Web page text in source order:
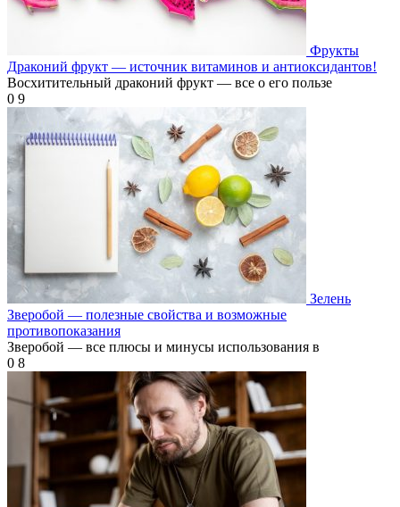
Фрукты
Драконий фрукт — источник витаминов и антиоксидантов!
Восхитительный драконий фрукт — все о его пользе
0 9
Зелень
Зверобой — полезные свойства и возможные
противопоказания
Зверобой — все плюсы и минусы использования в
0 8